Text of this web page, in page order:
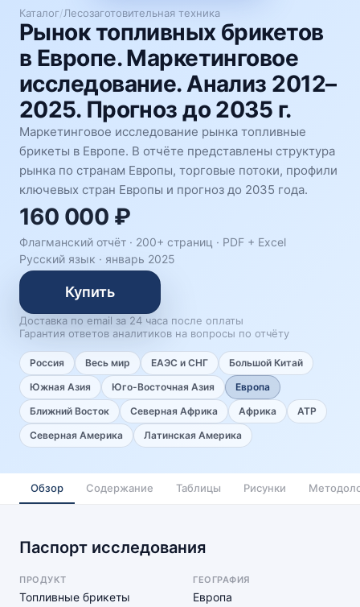
Каталог/Лесозаготовительная техника
Рынок топливных брикетов
в Европе. Маркетинговое
исследование. Анализ 2012–
2025. Прогноз до 2035 г.
Маркетинговое исследование рынка топливные
брикеты в Европе. В отчёте представлены структура
рынка по странам Европы, торговые потоки, профили
ключевых стран Европы и прогноз до 2035 года.
160 000 ₽
Флагманский отчёт · 200+ страниц · PDF + Excel
Русский язык · январь 2025
Купить
Доставка по email за 24 часа после оплаты
Гарантия ответов аналитиков на вопросы по отчёту
Россия Весь мир ЕАЭС и СНГ
Большой Китай
Южная Азия
Юго-Восточная Азия
Европа
Ближний Восток
Северная Африка Африка
АТР
Северная Америка
Латинская Америка
Обзор Содержание Таблицы Рисунки
Паспорт исследования
ПРОДУКТ
Топливные брикеты
ГЕОГРАФИЯ
Европа